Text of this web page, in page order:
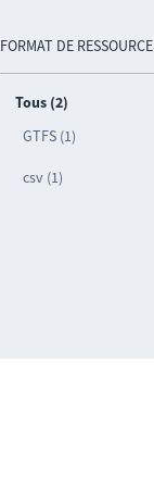
FORMAT DE RESSOURCE
Tous (2)
GTFS (1)
csv (1)